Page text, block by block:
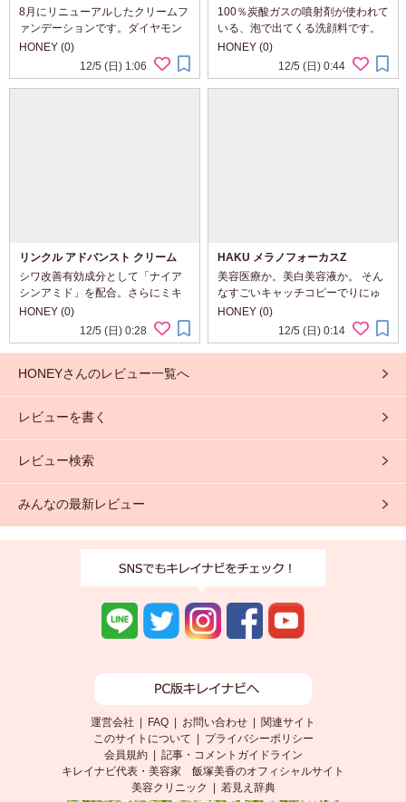
8月にリニューアルしたクリームフ
ァンデーションです。ダイヤモン
ドの輝きに着目して開発されたそ
う。 製品について ￣￣￣￣￣￣ ・
光を操り、サテンのようになめら
HONEY (0)
12/5 (日) 1:06
100％炭酸ガスの噴射剤が使われて
いる、泡で出てくる洗顔料です。
製品について ￣￣￣￣￣￣ ・
100％炭酸ガスの噴射剤が作り出
す、毛穴より小さいマイクロ泡の
HONEY (0)
12/5 (日) 0:44
リンクル アドバンスト クリーム
シワ改善有効成分として「ナイア
シンアミド」を配合。さらにミキ
モトならではのアコヤ貝を中心と
した真珠のオリジナル成分を同時
配合し、真皮・表皮どちらにも働
ムです。 製品特...
HONEY (0)
12/5 (日) 0:28
HAKU メラノフォーカスZ
美容医療か。美白美容液か。 そん
なすごいキャッチコピーでりにゅ
ーあるしたHAKUの新メラノフォ
ーカスZは、美容医療で改善しにく
いシミが異常血管によるものであ
HONEY (0)
12/5 (日) 0:14
HONEYさんのレビュー一覧へ
レビューを書く
レビュー検索
みんなの最新レビュー
運営会社 FAQ お問い合わせ
関連サイト
このサイトについて
プライバシーポリシー
会員規約| 記事・コメントガイドライン
キレイナビ代表・美容家 飯塚美香のオフィシャルサイト
美容クリニック
若見え辞典